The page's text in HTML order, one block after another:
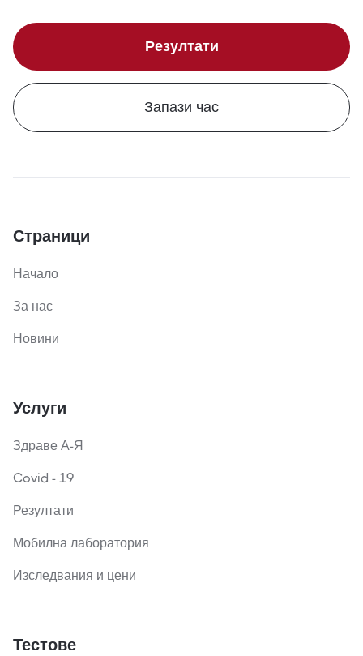
Резултати
Запази час
Страници
Начало
За нас
Новини
Услуги
Здраве А-Я
Covid - 19
Резултати
Мобилна лаборатория
Изследвания и цени
Тестове